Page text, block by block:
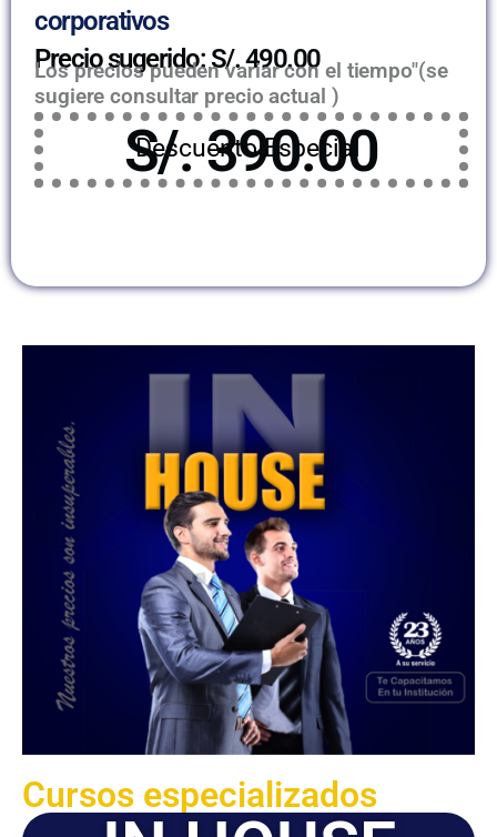
corporativos
Precio sugerido: S/. 490.00
Los precios pueden variar con el tiempo"(se
sugiere consultar precio actual )
Descuento Especial
S/. 390.00
Cursos especializados